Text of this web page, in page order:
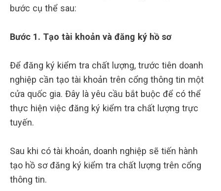
bước cụ thể sau:
Bước 1. Tạo tài khoản và đăng ký hồ sơ
Để đăng ký kiểm tra chất lượng, trước tiên doanh
nghiệp cần tạo tài khoản trên cổng thông tin một
cửa quốc gia. Đây là yêu cầu bắt buộc để có thể
thực hiện việc đăng ký kiểm tra chất lượng trực
tuyến.
Sau khi có tài khoản, doanh nghiệp sẽ tiến hành
tạo hồ sơ đăng ký kiểm tra chất lượng trên cổng
thông tin.